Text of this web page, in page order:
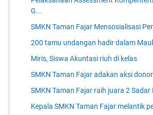
G...
SMKN Taman Fajar Mensosialisasi
200 tamu undangan hadir dalam
Miris, Siswa Akuntasi riuh di kelas
SMKN Taman Fajar adakan aksi
SMKN Taman Fajar raih juara 2 Sadar
Kepala SMKN Taman Fajar melantik